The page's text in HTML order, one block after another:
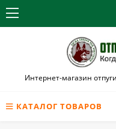
Интернет-магазин
КАТАЛОГ ТОВАРОВ